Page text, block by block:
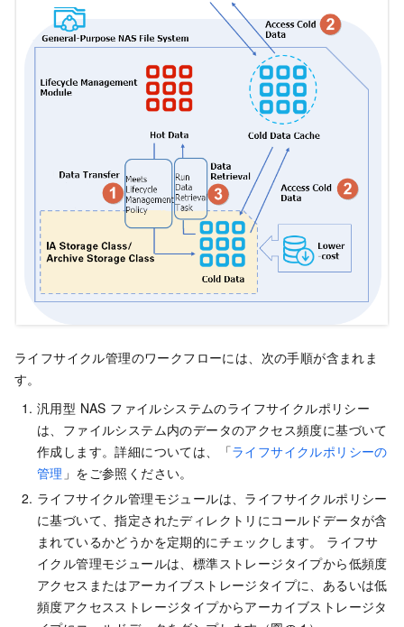
ライフサイクル管理のワークフローには、次の手順が含まれま
す。
汎用型 NAS ファイルシステムのライフサイクルポリシー
は、ファイルシステム内のデータのアクセス頻度に基づいて
作成します。詳細については、「ライフサイクルポリシーの
管理 」をご参照ください。
ライフサイクル管理モジュールは、ライフサイクルポリシー
に基づいて、指定されたディレクトリにコールドデータが含
まれているかどうかを定期的にチェックします。 ライフサ
イクル管理モジュールは、標準ストレージタイプから低頻度
アクセスまたはアーカイブストレージタイプに、あるいは低
頻度アクセスストレージタイプからアーカイブストレージタ